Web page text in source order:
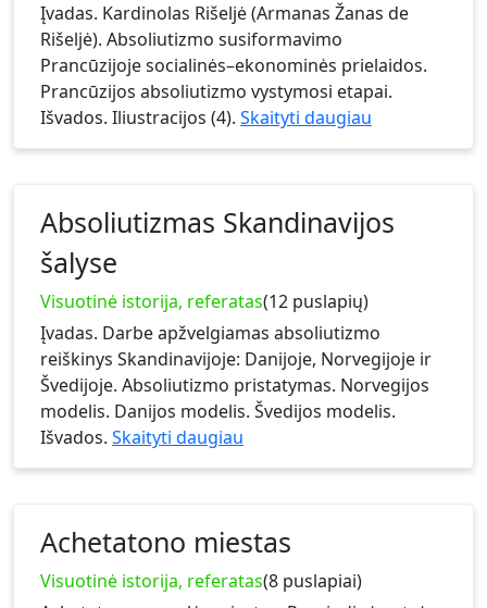
Įvadas. Kardinolas Rišeljė (Armanas Žanas de
Rišeljė). Absoliutizmo susiformavimo
Prancūzijoje socialinės–ekonominės prielaidos.
Prancūzijos absoliutizmo vystymosi etapai.
Išvados. Iliustracijos (4). Skaityti daugiau
Absoliutizmas Skandinavijos
šalyse
Visuotinė istorija, referatas(12 puslapių)
Įvadas. Darbe apžvelgiamas absoliutizmo
reiškinys Skandinavijoje: Danijoje, Norvegijoje ir
Švedijoje. Absoliutizmo pristatymas. Norvegijos
modelis. Danijos modelis. Švedijos modelis.
Išvados. Skaityti daugiau
Achetatono miestas
Visuotinė istorija, referatas(8 puslapiai)